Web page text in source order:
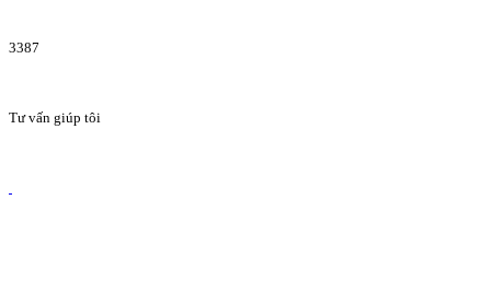
3387
Tư vấn giúp tôi